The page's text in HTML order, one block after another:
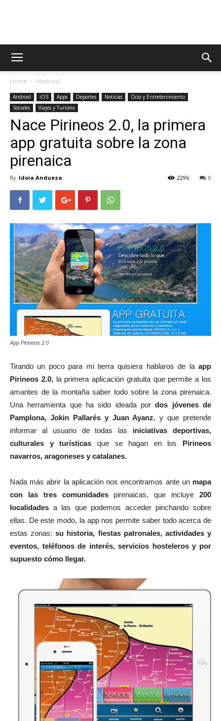
AppsTonic
Home Android
Android iOS Apps Deportes Noticias
Ocio y Entretenimiento
Sociales
Viajes y Turismo
Nace Pirineos 2.0, la primera
app gratuita sobre la zona
pirenaica
By Idoia Andueza 0
2296
App Pirineos 2.0
Tirando un poco para mi tierra quisiera hablaros de laapp
Pirineos 2.0, la primera aplicación gratuita que permite a los
amantes de la montaña saber todo sobre la zona pirenaica.
Una herramienta que ha sido ideada pordos jóvenes de
Pamplona, Jokin Pallarés y Juan Ayanz, y que pretende
informar al usuario de todas las iniciativas deportivas,
culturales y turísticas que se hagan en los Pirineos
navarros, aragoneses y catalanes.
Nada más abrir la aplicación nos encontramos ante un mapa
con las tres comunidadespirenaicas, que incluye 200
localidades a las que podemos acceder pinchando sobre
ellas. De este modo, la app nos permite saber todo acerca de
estas zonas:su historia, fiestas patronales, actividades y
eventos, teléfonos de interés, servicios hosteleros y por
supuesto cómo llegar.